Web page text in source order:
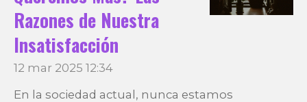
Razones de Nuestra
Insatisfacción
12 mar 2025 12:34
En la sociedad actual, nunca estamos